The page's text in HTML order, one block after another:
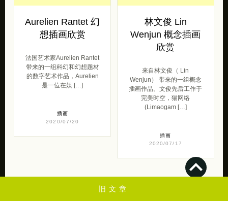
旧文章
Aurelien Rantet 幻
想插画欣赏
法国艺术家Aurelien Rantet
带来的一组科幻和幻想题材
的数字艺术作品，Aurelien
是一位在娱 […]
插画
2020/07/20
林文俊 Lin
Wenjun 概念插画
欣赏
来自林文俊（ Lin
Wenjun） 带来的一组概念
插画作品。文俊先后工作于
完美时空，猫网络
(Limaogam […]
插画
2020/07/17
💋